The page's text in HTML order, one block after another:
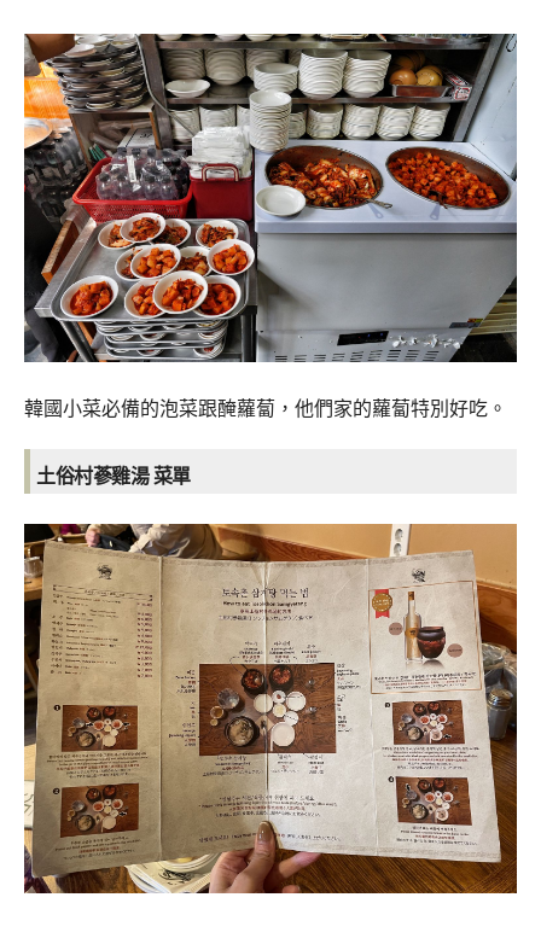
韓國小菜必備的泡菜跟醃蘿蔔，他們家的蘿蔔特別好吃。
土俗村蔘雞湯 菜單